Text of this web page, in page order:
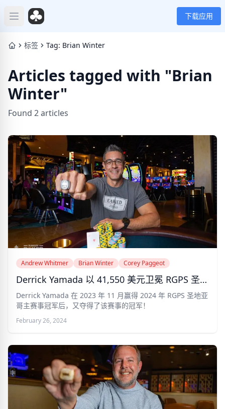
Open main menu 下载应用
标签 Tag: Brian Winter
Articles tagged with "Brian
Winter"
Found 2 articles
Andrew Whitmer Brian Winter Corey Paggeot
Derrick Yamada 以 41,550 美元卫冕 RGPS 圣地亚哥冠军头衔！
Derrick Yamada 在 2023 年 11 月赢得 2024 年 RGPS 圣地亚
哥主赛事冠军后，又夺得了该赛事的冠军！
February 26, 2024